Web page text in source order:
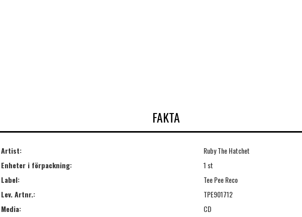
FAKTA
Artist:
Ruby The Hatchet
Enheter i förpackning:
1 st
Label:
Tee Pee Reco
Lev. Artnr.:
TPE901712
Media:
CD